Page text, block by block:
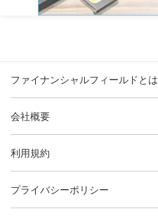
ファイナンシャルフィールドとは
会社概要
利用規約
プライバシーポリシー